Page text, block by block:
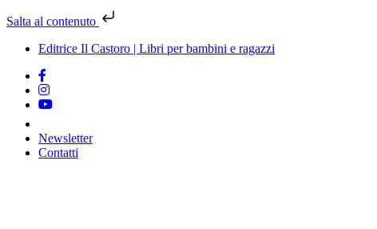
Salta al contenuto
Editrice Il Castoro | Libri per bambini e ragazzi
Newsletter
Contatti